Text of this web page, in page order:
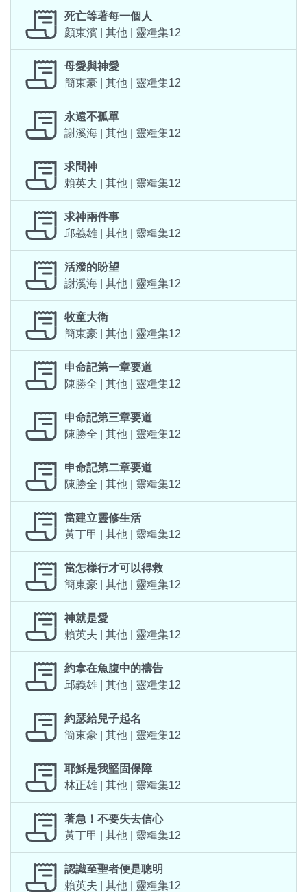
死亡等著每一個人
顏東濱 | 其他 | 靈糧集12
母愛與神愛
簡東豪 | 其他 | 靈糧集12
永遠不孤單
謝溪海 | 其他 | 靈糧集12
求問神
賴英夫 | 其他 | 靈糧集12
求神兩件事
邱義雄 | 其他 | 靈糧集12
活潑的盼望
謝溪海 | 其他 | 靈糧集12
牧童大衛
簡東豪 | 其他 | 靈糧集12
申命記第一章要道
陳勝全 | 其他 | 靈糧集12
申命記第三章要道
陳勝全 | 其他 | 靈糧集12
申命記第二章要道
陳勝全 | 其他 | 靈糧集12
當建立靈修生活
黃丁甲 | 其他 | 靈糧集12
當怎樣行才可以得救
簡東豪 | 其他 | 靈糧集12
神就是愛
賴英夫 | 其他 | 靈糧集12
約拿在魚腹中的禱告
邱義雄 | 其他 | 靈糧集12
約瑟給兒子起名
簡東豪 | 其他 | 靈糧集12
耶穌是我堅固保障
林正雄 | 其他 | 靈糧集12
著急！不要失去信心
黃丁甲 | 其他 | 靈糧集12
認識至聖者便是聰明
賴英夫 | 其他 | 靈糧集12